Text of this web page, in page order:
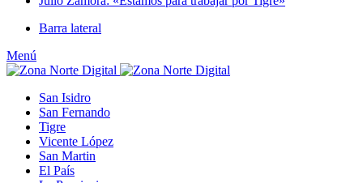
Barra lateral
Menú
San Isidro
San Fernando
Tigre
Vicente López
San Martin
El País